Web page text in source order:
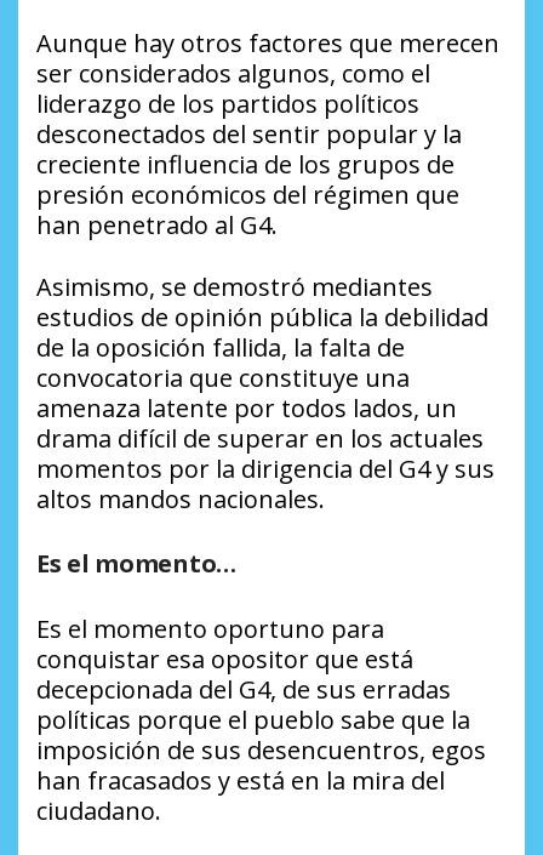
Aunque hay otros factores que merecen
ser considerados algunos, como el
liderazgo de los partidos políticos
desconectados del sentir popular y la
creciente influencia de los grupos de
presión económicos del régimen que
han penetrado al G4.
Asimismo, se demostró mediantes
estudios de opinión pública la debilidad
de la oposición fallida, la falta de
convocatoria que constituye una
amenaza latente por todos lados, un
drama difícil de superar en los actuales
momentos por la dirigencia del G4 y sus
altos mandos nacionales.
Es el momento…
Es el momento oportuno para
conquistar esa opositor que está
decepcionada del G4, de sus erradas
políticas porque el pueblo sabe que la
imposición de sus desencuentros, egos
han fracasados y está en la mira del
ciudadano.